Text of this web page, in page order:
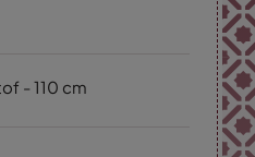
- 110 cm